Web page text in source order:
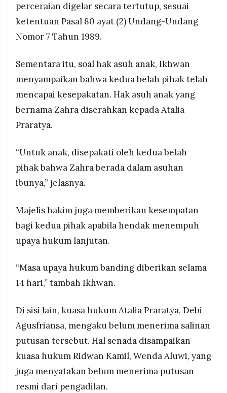
perceraian digelar secara tertutup, sesuai
ketentuan Pasal 80 ayat (2) Undang-Undang
Nomor 7 Tahun 1989.
Sementara itu, soal hak asuh anak, Ikhwan
menyampaikan bahwa kedua belah pihak telah
mencapai kesepakatan. Hak asuh anak yang
bernama Zahra diserahkan kepada Atalia
Praratya.
“Untuk anak, disepakati oleh kedua belah
pihak bahwa Zahra berada dalam asuhan
ibunya,” jelasnya.
Majelis hakim juga memberikan kesempatan
bagi kedua pihak apabila hendak menempuh
upaya hukum lanjutan.
“Masa upaya hukum banding diberikan selama
14 hari,” tambah Ikhwan.
Di sisi lain, kuasa hukum Atalia Praratya, Debi
Agusfriansa, mengaku belum menerima salinan
putusan tersebut. Hal senada disampaikan
kuasa hukum Ridwan Kamil, Wenda Aluwi, yang
juga menyatakan belum menerima putusan
resmi dari pengadilan.